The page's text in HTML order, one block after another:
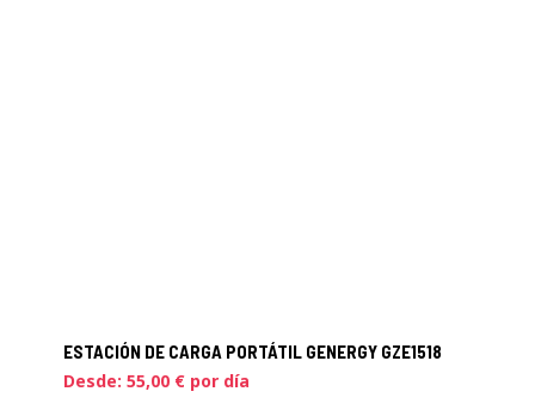
ESTACIÓN DE CARGA PORTÁTIL GENERGY GZE1518
Desde: 55,00 € por día